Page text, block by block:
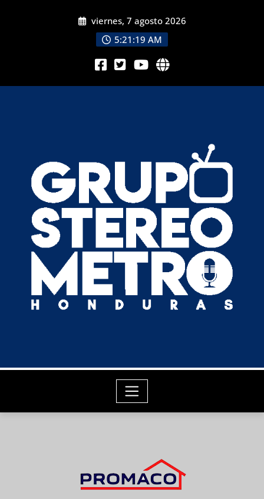
viernes, 7 agosto 2026
5:21:21 AM